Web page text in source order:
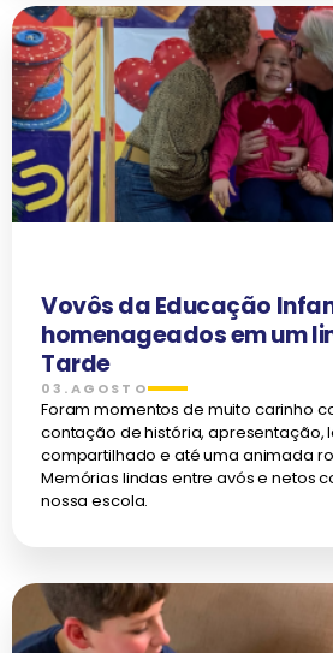
Vovôs da Educação
homenageados em um
Tarde
03.AGOSTO
Foram momentos de muito carinho
contação de história, apresentação,
compartilhado e até uma animada
Memórias lindas entre avós e netos
nossa escola.